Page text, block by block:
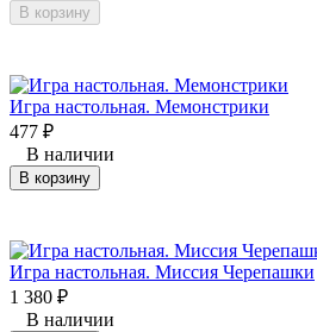
В корзину
Игра настольная. Мемонстрики
477 ₽
В наличии
В корзину
Игра настольная. Миссия Черепашки
1 380 ₽
В наличии